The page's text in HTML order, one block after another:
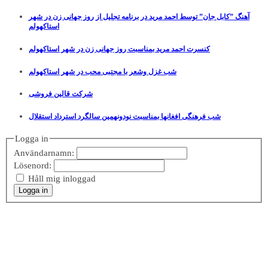
آهنگ ”کابل جان” توسط احمد مرید در برنامه تجلیل از روز جهانی زن در شهر
استاکهولم
کنسرت احمد مرید بمناسبت روز جهانی زن در شهر استاکهولم
شب غزل وشعر با مجتبی محب در شهر استاکهولم
شرکت قالین فروشی
شب فرهنگی افغانها بمناسبت نودونهمین سالگرد استرداد استقلال
Logga in
Användarnamn:
Lösenord:
Håll mig inloggad
Logga in